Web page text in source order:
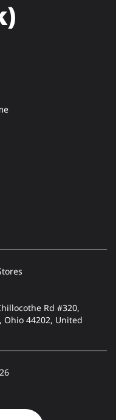
Rd #320,
Ohio 44202, United